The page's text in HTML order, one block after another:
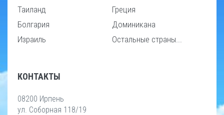
Таиланд
Болгария
Израиль
Греция
Доминикана
Остальные страны...
КОНТАКТЫ
08200 Ирпень
ул. Соборная 118/19